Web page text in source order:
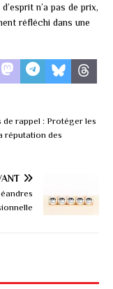
n’a pas de prix,
réfléchi dans une
rappel : Protéger les
réputation des